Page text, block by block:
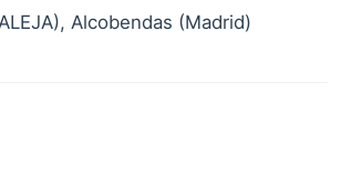
Alcobendas (Madrid)